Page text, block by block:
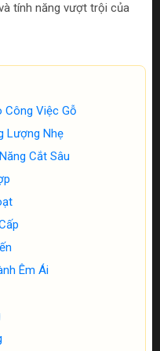
tính năng vượt trội của
Công Việc Gỗ
Lượng Nhẹ
Cắt Sâu
Êm Ái